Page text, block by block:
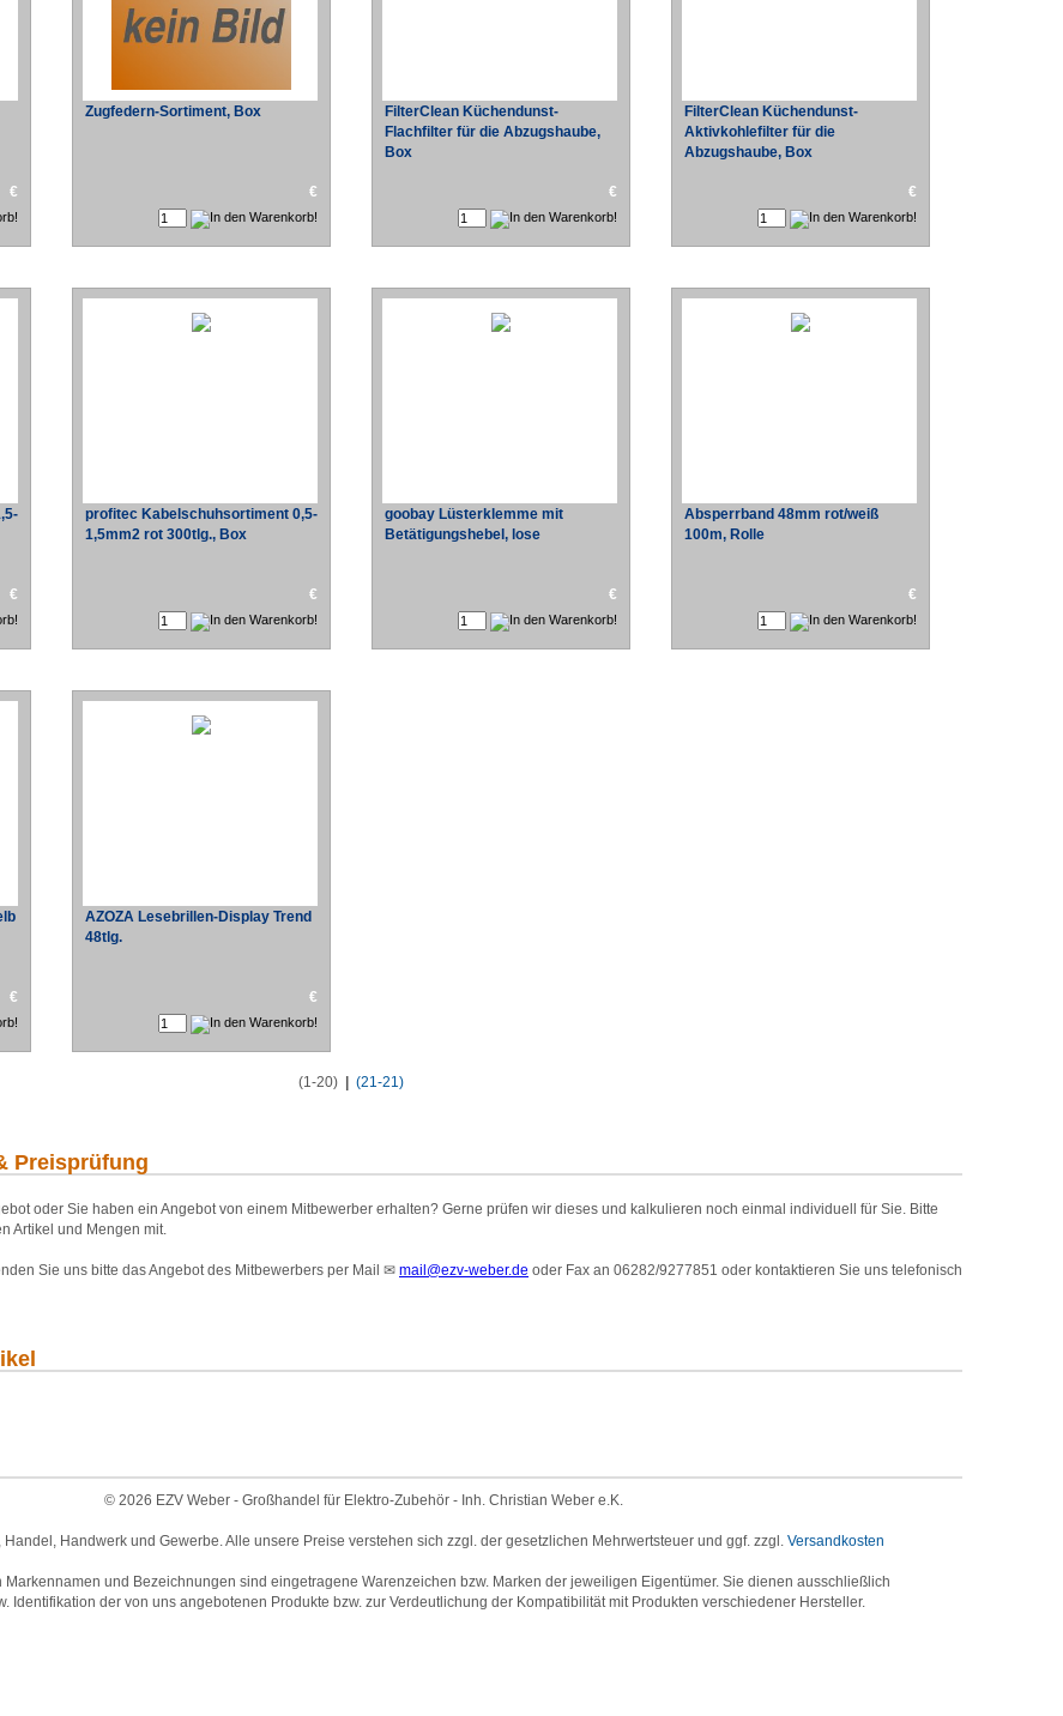
€
Zugfedern-Sortiment, Box
€
FilterClean Küchendunst-
Flachfilter für die Abzugshaube,
Box
€
FilterClean Küchendunst-
Aktivkohlefilter für die
Abzugshaube, Box
€
€
profitec Kabelschuhsortiment 0,5-
1,5mm2 rot 300tlg., Box
€
goobay Lüsterklemme mit
Betätigungshebel, lose
€
Absperrband 48mm rot/weiß
100m, Rolle
€
€
AZOZA Lesebrillen-Display Trend
48tlg.
€
(1-20) (21-21)
Preisprüfung
oder Sie haben ein Angebot von einem Mitbewerber erhalten? Gerne prüfen wir dieses und kalkulieren noch einmal individuell für Sie. Bitte
Artikel und Mengen mit.
Sie uns bitte das Angebot des Mitbewerbers per Mail ✉ mail@ezv-weber.de oder Fax an 06282/9277851 oder kontaktieren Sie uns telefonisch
© 2026 EZV Weber - Großhandel für Elektro-Zubehör - Inh. Christian Weber e.K.
Handel, Handwerk und Gewerbe. Alle unsere Preise verstehen sich zzgl. der gesetzlichen Mehrwertsteuer und ggf. zzgl. Versandkosten
Markennamen und Bezeichnungen sind eingetragene Warenzeichen bzw. Marken der jeweiligen Eigentümer. Sie dienen ausschließlich
Identifikation der von uns angebotenen Produkte bzw. zur Verdeutlichung der Kompatibilität mit Produkten verschiedener Hersteller.